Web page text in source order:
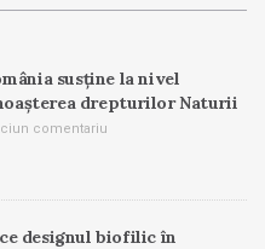
susține la nivel
drepturilor Naturii
comentariu
designul biofilic în